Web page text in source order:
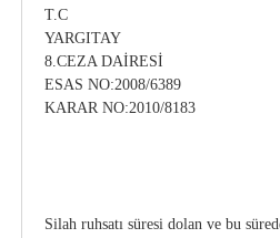
T.C
YARGITAY
8.CEZA DAİRESİ
ESAS NO:2008/6389
KARAR NO:2010/8183
Silah ruhsatı süresi dolan ve bu